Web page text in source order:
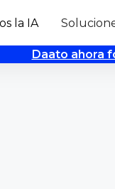
la IA
Daato ahora